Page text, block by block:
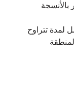
بالأنسجة
لمدة تتراوح